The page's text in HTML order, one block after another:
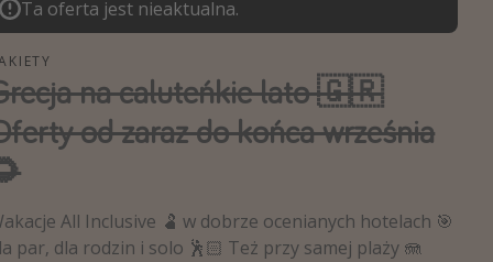
Ta oferta jest nieaktualna.
na caluteńkie lato 🇬🇷
od zaraz do końca września
All Inclusive 🫃 w dobrze ocenianych hotelach 🎯
par, dla rodzin i solo 🕺🏻 Też przy samej plaży 🪼